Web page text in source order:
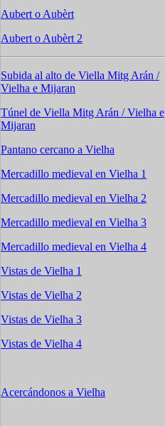
Aubert​ o Aubèrt
Aubert​ o Aubèrt 2
Subida al alto de Viella Mitg Arán /
Vielha e Mijaran
Túnel de Viella Mitg Arán / Vielha e
Mijaran
Pantano cercano a Vielha
Mercadillo medieval en Vielha 1
Mercadillo medieval en Vielha 2
Mercadillo medieval en Vielha 3
Mercadillo medieval en Vielha 4
Vistas de Vielha 1
Vistas de Vielha 2
Vistas de Vielha 3
Vistas de Vielha 4
Acercándonos a Vielha